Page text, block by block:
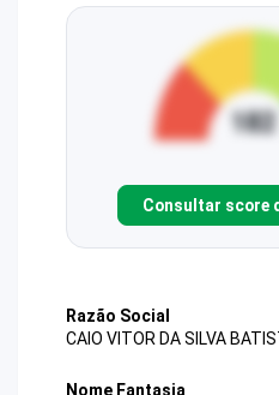
Consultar score
Razão Social
CAIO VITOR DA SILVA
Nome Fantasia